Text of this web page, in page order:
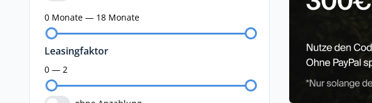
0 Monate — 18 Monate
Leasingfaktor
0 — 2